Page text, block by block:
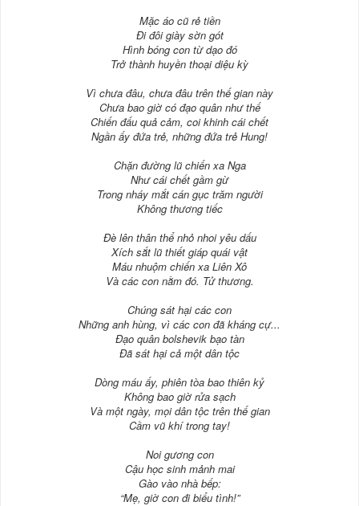
Mặc áo cũ rẻ tiền
Đi đôi giày sờn gót
Hình bóng con từ dạo đó
Trở thành huyền thoại diệu kỳ
Vì chưa đâu, chưa đâu trên thế gian này
Chưa bao giờ có đạo quân như thế
Chiến đấu quả cảm, coi khinh cái chết
Ngần ấy đứa trẻ, những đứa trẻ Hung!
Chặn đường lũ chiến xa Nga
Như cái chết gầm gừ
Trong nháy mắt cán gục trăm người
Không thương tiếc
Đè lên thân thể nhỏ nhoi yêu dấu
Xích sắt lũ thiết giáp quái vật
Máu nhuộm chiến xa Liên Xô
Và các con nằm đó. Tử thương.
Chúng sát hại các con
Những anh hùng, vì các con đã kháng cự...
Đạo quân bolshevik bạo tàn
Đã sát hại cả một dân tộc
Dòng máu ấy, phiên tòa bao thiên kỷ
Không bao giờ rửa sạch
Và một ngày, mọi dân tộc trên thế gian
Cầm vũ khí trong tay!
Noi gương con
Cậu học sinh mảnh mai
Gào vào nhà bếp:
“Mẹ, giờ con đi biểu tình!”